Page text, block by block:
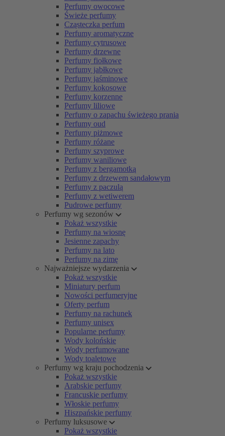
Perfumy owocowe
Świeże perfumy
Cząsteczka perfum
Perfumy aromatyczne
Perfumy cytrusowe
Perfumy drzewne
Perfumy fiołkowe
Perfumy jabłkowe
Perfumy jaśminowe
Perfumy kokosowe
Perfumy korzenne
Perfumy liliowe
Perfumy o zapachu świeżego prania
Perfumy oud
Perfumy piżmowe
Perfumy różane
Perfumy szyprowe
Perfumy waniliowe
Perfumy z bergamotką
Perfumy z drzewem sandałowym
Perfumy z paczulą
Perfumy z wetiwerem
Pudrowe perfumy
Perfumy wg sezonów
Pokaż wszystkie
Perfumy na wiosnę
Jesienne zapachy
Perfumy na lato
Perfumy na zimę
Najważniejsze wydarzenia
Pokaż wszystkie
Miniatury perfum
Nowości perfumeryjne
Oferty perfum
Perfumy na rachunek
Perfumy unisex
Popularne perfumy
Wody kolońskie
Wody perfumowane
Wody toaletowe
Perfumy wg kraju pochodzenia
Pokaż wszystkie
Arabskie perfumy
Francuskie perfumy
Włoskie perfumy
Hiszpańskie perfumy
Perfumy luksusowe
Pokaż wszystkie